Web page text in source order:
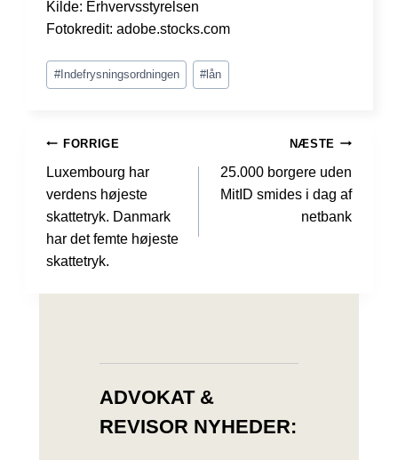
Kilde: Erhvervsstyrelsen
Fotokredit: adobe.stocks.com
Indlæg-
tags:
#Indefrysningsordningen #lån
INDLÆGSNAVIGATION
FORRIGE
Luxembourg har
verdens højeste
skattetryk. Danmark
har det femte højeste
skattetryk.
NÆSTE
25.000 borgere uden
MitID smides i dag af
netbank
ADVOKAT &
REVISOR NYHEDER: